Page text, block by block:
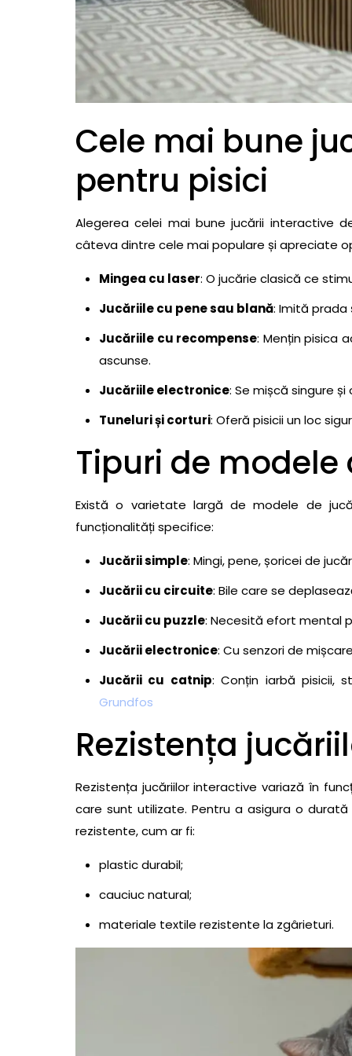
23- Jucărie interactivă pentru pisici tip
24- Jucărie interactivă pentru pisici cu
Mouse
25- Jucărie interactivă pentru pisici cu
26- Jucărie interactivă pentru pisici cu
27- Jucărie interactivă pentru pisici cu
28- Jucărie interactivă pentru pisici cu
30- Jucărie interactivă pentru pisici cu
Combination Scratcher
31- Jucărie interactivă pentru pisici cu
32- Jucărie interactivă pentru pisici cu
Mouse
35- Jucărie interactivă pentru pisici cu
Tumbler
Shape
37- Jucărie interactivă pentru pisici cu
38- Jucărie interactivă pentru pisici cu
39- Jucărie interactivă pentru pisici tip
40- Jucărie interactivă pentru pisici cu
41- Jucărie interactivă pentru pisici cu
42- Jucărie interactivă pentru pisici cu
Tunnel
44- Jucărie interactivă pentru pisici cu
45- Jucărie interactivă pentru pisici tip
47- Jucărie interactivă pentru pisici cu
A-Treat Puzzle Ball
Board
Bolt
Cele mai bune
pentru pisici
Alegerea celei mai bune jucării interactive
câteva dintre cele mai populare și apreciate
Mingea cu laser: O jucărie clasică ce
Jucăriile cu pene sau blană: Imită prada
Jucăriile cu recompense: Mențin pisica
ascunse.
Jucăriile electronice: Se mișcă singure
Tuneluri și corturi: Oferă pisicii un loc
Tipuri de
Există o varietate largă de modele de
funcționalități specifice:
Jucării simple: Mingi, pene, șoricei de
Jucării cu circuite: Bile care se
Jucării cu puzzle: Necesită efort mental
Jucării electronice: Cu senzori de
Jucării cu catnip: Conțin iarbă pisicii,
Grundfos
Rezistența
Rezistența jucăriilor interactive variază în
care sunt utilizate. Pentru a asigura o
rezistente, cum ar fi:
plastic durabil;
cauciuc natural;
materiale textile rezistente la zgârieturi.